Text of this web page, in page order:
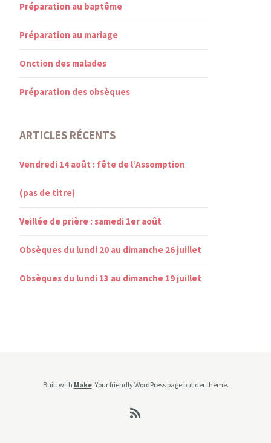
Préparation au baptême
Préparation au mariage
Onction des malades
Préparation des obsèques
ARTICLES RÉCENTS
Vendredi 14 août : fête de l’Assomption
(pas de titre)
Veillée de prière : samedi 1er août
Obsèques du lundi 20 au dimanche 26 juillet
Obsèques du lundi 13 au dimanche 19 juillet
Built with Make. Your friendly WordPress page builder theme.